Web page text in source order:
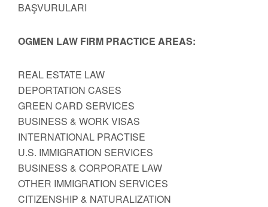
BAŞVURULARI
OGMEN LAW FIRM PRACTICE AREAS:
REAL ESTATE LAW
DEPORTATION CASES
GREEN CARD SERVICES
BUSINESS & WORK VISAS
INTERNATIONAL PRACTISE
U.S. IMMIGRATION SERVICES
BUSINESS & CORPORATE LAW
OTHER IMMIGRATION SERVICES
CITIZENSHIP & NATURALIZATION